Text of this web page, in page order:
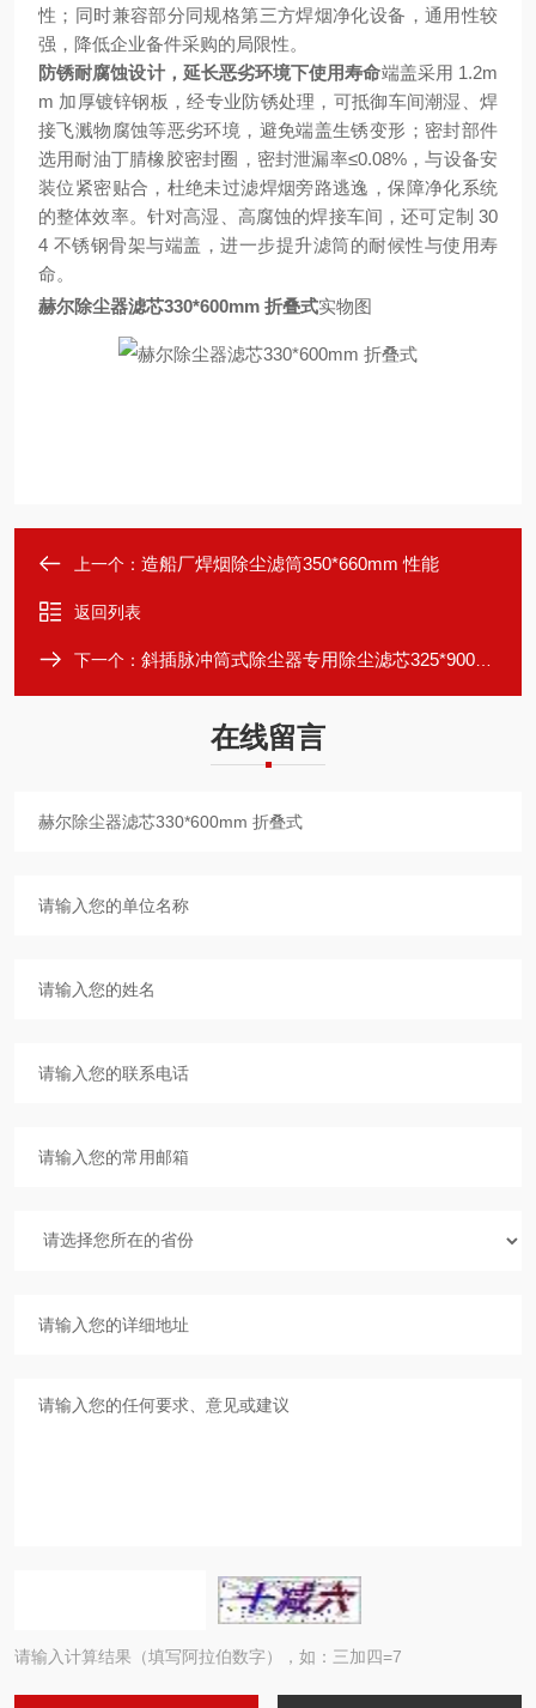
性；同时兼容部分同规格第三方焊烟净化设备，通用性较
强，降低企业备件采购的局限性。
防锈耐腐蚀设计，延长恶劣环境下使用寿命端盖采用 1.2m
m 加厚镀锌钢板，经专业防锈处理，可抵御车间潮湿、焊
接飞溅物腐蚀等恶劣环境，避免端盖生锈变形；密封部件
选用耐油丁腈橡胶密封圈，密封泄漏率≤0.08%，与设备安
装位紧密贴合，杜绝未过滤焊烟旁路逃逸，保障净化系统
的整体效率。针对高湿、高腐蚀的焊接车间，还可定制 30
4 不锈钢骨架与端盖，进一步提升滤筒的耐候性与使用寿
命。
赫尔除尘器滤芯330*600mm 折叠式实物图
上一个： 造船厂焊烟除尘滤筒350*660mm 性能
返回列表
下一个： 斜插脉冲筒式除尘器专用除尘滤芯325*900mm
在线留言
请输入计算结果（填写阿拉伯数字），如：三加四=7